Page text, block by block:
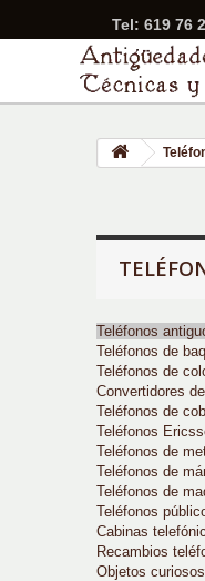
Tel: 619 76
Teléfonos
Teléfonos de
Teléfonos de
Convertidores
Teléfonos de
Teléfonos
Teléfonos de
Teléfonos de
Teléfonos de
Teléfonos
Cabinas
Recambios
Objetos curiosos